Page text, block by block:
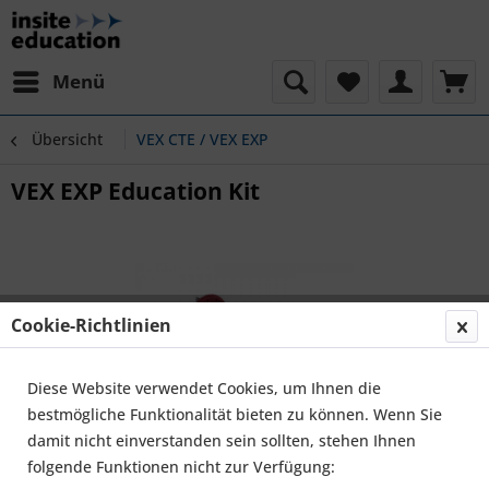
Menü
Übersicht VEX CTE / VEX EXP
VEX EXP Education Kit
Cookie-Richtlinien
Diese Website verwendet Cookies, um Ihnen die
bestmögliche Funktionalität bieten zu können. Wenn Sie
damit nicht einverstanden sein sollten, stehen Ihnen
folgende Funktionen nicht zur Verfügung: